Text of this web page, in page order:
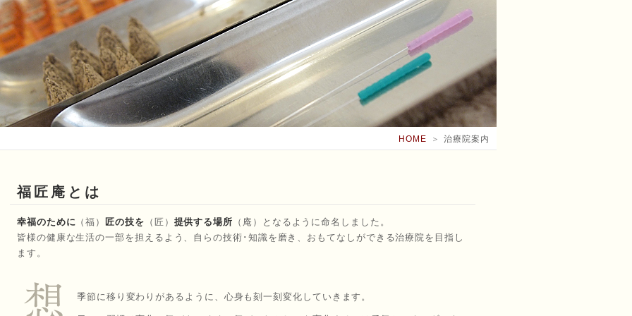
HOME ＞ 治療院案内
福匠庵とは
幸福のために （福） 匠の技を （匠） 提供する場所 （庵）となるように命名しました。
皆様の健康な生活の一部を担えるよう、自らの技術･知識を磨き、おもてなしができる治療院を目指し
ます。
季節に移り変わりがあるように、心身も刻一刻変化していきます。